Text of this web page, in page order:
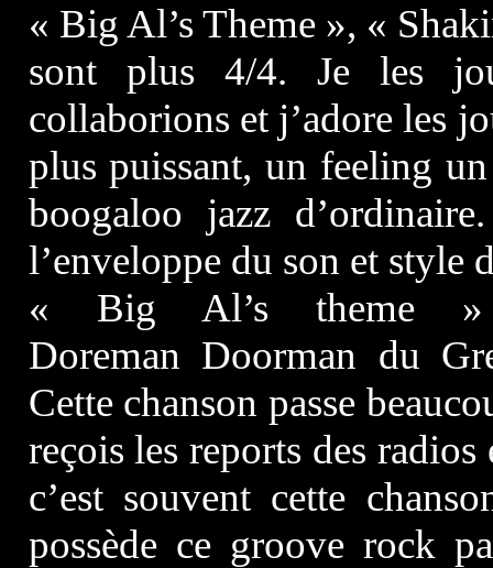
« Big Al’s Theme », «
sont plus 4/4. Je les
collaborions et j’adore les
plus puissant, un feeling
boogaloo jazz
l’enveloppe du son et style
« Big Al’s theme
Doreman Doorman du
Cette chanson passe
reçois les reports des
c’est souvent cette
possède ce groove rock